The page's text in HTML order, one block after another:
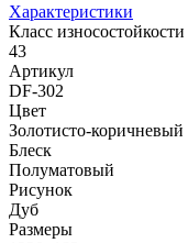
Характеристики
Класс износостойкости
43
Артикул
DF-302
Цвет
Золотисто-коричневый
Блеск
Полуматовый
Рисунок
Дуб
Размеры